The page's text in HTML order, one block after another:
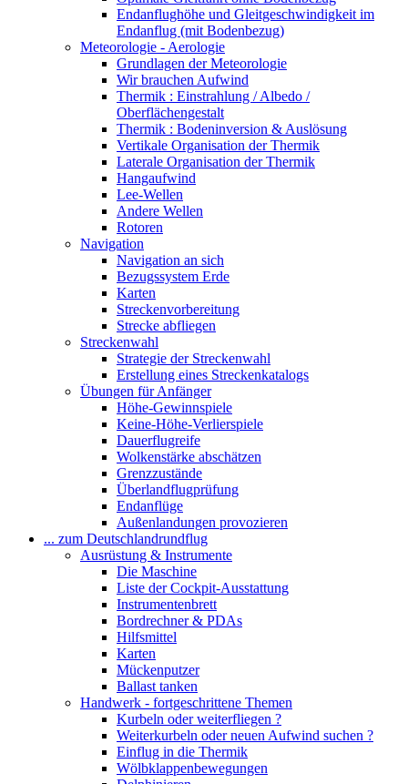
Endanflughöhe und Gleitgeschwindigkeit im
Endanflug (mit Bodenbezug)
Meteorologie - Aerologie
Grundlagen der Meteorologie
Wir brauchen Aufwind
Thermik : Einstrahlung / Albedo /
Oberflächengestalt
Thermik : Bodeninversion & Auslösung
Vertikale Organisation der Thermik
Laterale Organisation der Thermik
Hangaufwind
Lee-Wellen
Andere Wellen
Rotoren
Navigation
Navigation an sich
Bezugssystem Erde
Karten
Streckenvorbereitung
Strecke abfliegen
Streckenwahl
Strategie der Streckenwahl
Erstellung eines Streckenkatalogs
Übungen für Anfänger
Höhe-Gewinnspiele
Keine-Höhe-Verlierspiele
Dauerflugreife
Wolkenstärke abschätzen
Grenzzustände
Überlandflugprüfung
Endanflüge
Außenlandungen provozieren
... zum Deutschlandrundflug
Ausrüstung & Instrumente
Die Maschine
Liste der Cockpit-Ausstattung
Instrumentenbrett
Bordrechner & PDAs
Hilfsmittel
Karten
Mückenputzer
Ballast tanken
Handwerk - fortgeschrittene Themen
Kurbeln oder weiterfliegen ?
Weiterkurbeln oder neuen Aufwind suchen ?
Einflug in die Thermik
Wölbklappenbewegungen